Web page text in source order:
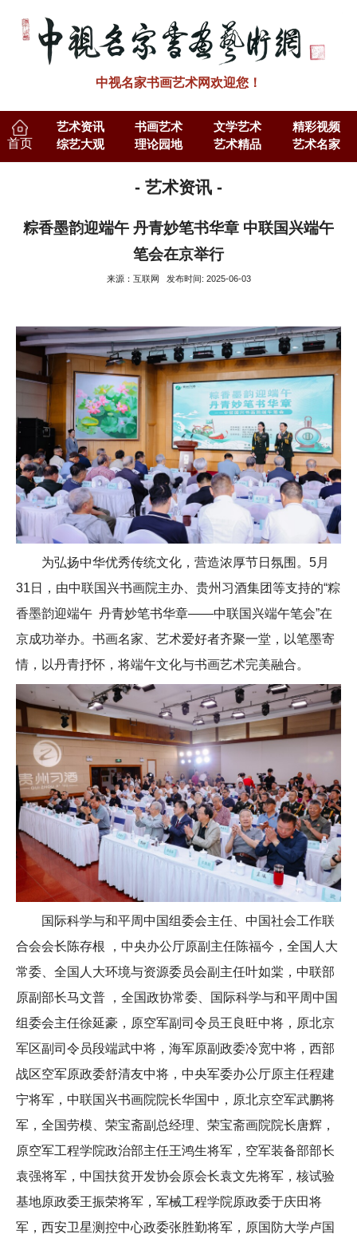
中视名家书画艺术网欢迎您！
首页
艺术资讯 书画艺术 文学艺术
精彩视频
综艺大观
理论园地 艺术精品 艺术名家
- 艺术资讯 -
粽香墨韵迎端午 丹青妙笔书华章 中联国兴端午
笔会在京举行
来源：互联网 发布时间: 2025-06-03
为弘扬中华优秀传统文化，营造浓厚节日氛围。5月
31日，由中联国兴书画院主办、贵州习酒集团等支持的“粽
香墨韵迎端午 丹青妙笔书华章——中联国兴端午笔会”在
京成功举办。书画名家、艺术爱好者齐聚一堂，以笔墨寄
情，以丹青抒怀，将端午文化与书画艺术完美融合。
国际科学与和平周中国组委会主任、中国社会工作联
合会会长陈存根 ，中央办公厅原副主任陈福今，全国人大
常委、全国人大环境与资源委员会副主任叶如棠，中联部
原副部长马文普 ，全国政协常委、国际科学与和平周中国
组委会主任徐延豪，原空军副司令员王良旺中将，原北京
军区副司令员段端武中将，海军原副政委冷宽中将，西部
战区空军原政委舒清友中将，中央军委办公厅原主任程建
宁将军，中联国兴书画院院长华国中，原北京空军武鹏将
军，全国劳模、荣宝斋副总经理、荣宝斋画院院长唐辉，
原空军工程学院政治部主任王鸿生将军，空军装备部部长
袁强将军，中国扶贫开发协会原会长袁文先将军，核试验
基地原政委王振荣将军，军械工程学院原政委于庆田将
军，西安卫星测控中心政委张胜勤将军，原国防大学卢国